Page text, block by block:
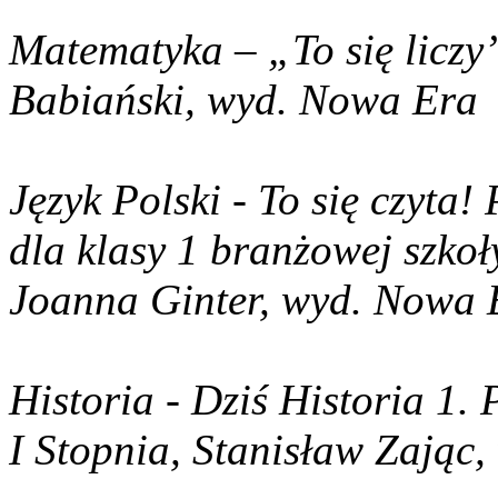
Matematyka – „To się
Babiański, wyd. Nowa Era
Język Polski - To się
dla klasy 1 branżowej
Joanna Ginter, wyd. Nowa
Historia - Dziś Historia 1.
I Stopnia, Stanisław